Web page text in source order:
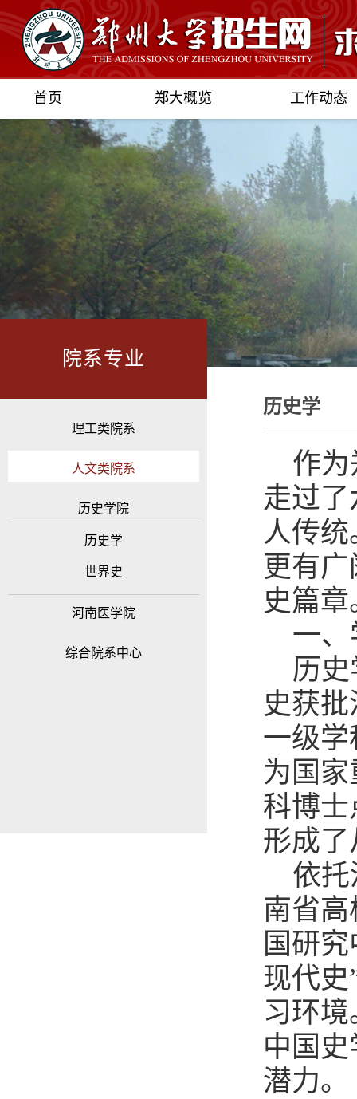
首页 郑大概览 工作动态
院系专业
理工类院系
人文类院系
历史学院
历史学
世界史
河南医学院
综合院系中心
历史学
作
走过
人传
更有
史篇章
一
历
史获
一级学
为国
科博
形成
依
南省
国研
现代
习环
中国
潜力。